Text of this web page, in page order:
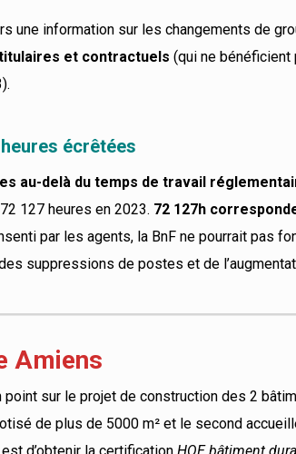
une information sur les changements de
et contractuels (qui ne
écrêtées
au-delà du temps de travail
127 heures en 2023. 72 127h
par les agents, la BnF ne pourrait pas
suppressions de postes et de
Amiens
point sur le projet de construction des 2
de plus de 5000 m² et le second
d’obtenir la certificationHQE bâtiment